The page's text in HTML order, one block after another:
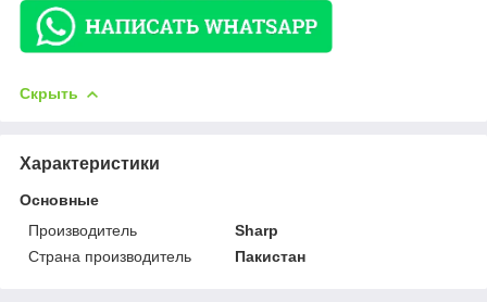
Скрыть
Характеристики
Основные
Производитель
Sharp
Страна производитель
Пакистан